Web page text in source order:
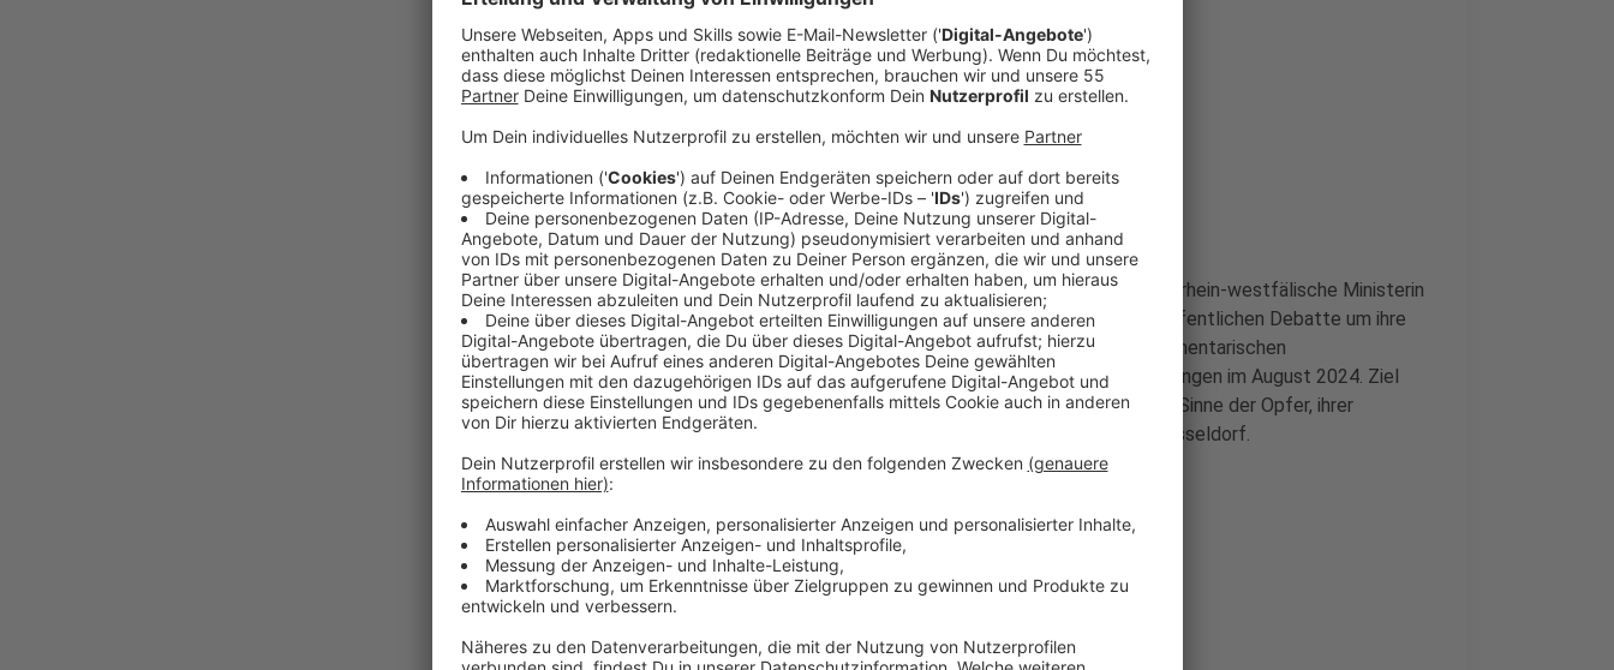
Veröffentlicht:Dienstag, 27.01.2026 11:50
Anzeige
Rücktritt wegen zunehmender Polarisierung
Anzeige
Josefine Paul (Grüne) hat ihren überraschenden Rücktritt als nordrhein-westfälische Ministerin
für Flucht und Integration mit der wachsenden Zuspitzung der öffentlichen Debatte um ihre
Person erklärt. Diese überlagere zunehmend die Arbeit des parlamentarischen
Untersuchungsausschusses zum islamistischen Anschlag von Solingen im August 2024. Ziel
müsse jedoch eine sachliche, unvoreingenommene Aufklärung im Sinne der Opfer, ihrer
Angehörigen und Hinterbliebenen sein, sagte die 43-Jährige in Düsseldorf.
Kritik an Kommunikation und Selbstkritik der Ministerin
Anzeige